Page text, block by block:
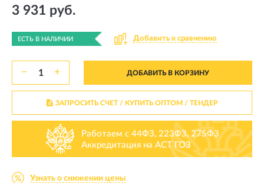
3 931 руб.
ЕСТЬ В НАЛИЧИИ Добавить к сравнению
− + ДОБАВИТЬ В КОРЗИНУ
ЗАПРОСИТЬ СЧЕТ / КУПИТЬ ОПТОМ/ ТЕНДЕР
Работаем с 44ФЗ, 223ФЗ, 275ФЗ
Аккредитация на АСТ ГОЗ
Узнать о снижении цены